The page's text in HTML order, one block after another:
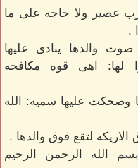
عصير ولا حاجه على ما
.
صوت والدها ينادى عليها
اهى قوه مكافحه
وضحكت عليها سميه: الله
لتقع فوق والدها .
الله الرحمن الرحيم